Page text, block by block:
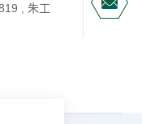
, 朱工